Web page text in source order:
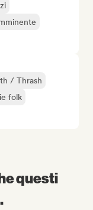
/ Thrash
folk
questi